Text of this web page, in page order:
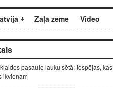
Zaļā zeme Video
pasaule lauku sētā: iespējas, kas
ikvienam